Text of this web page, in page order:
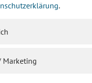
-Junior-Herzogstadtlauf
.
Marketing